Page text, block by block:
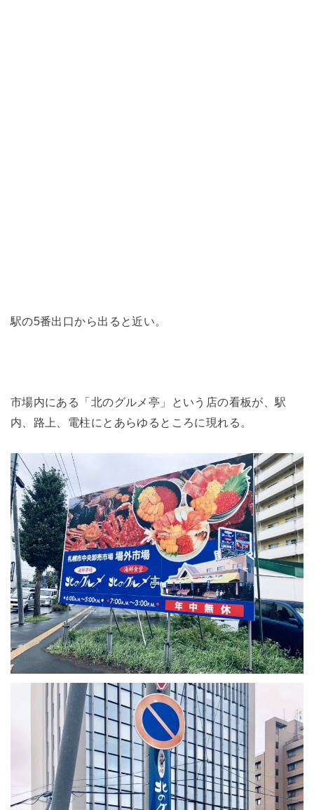
駅の5番出口から出ると近い。
市場内にある「北のグルメ亭」という店の看板が、駅
内、路上、電柱にとあらゆるところに現れる。